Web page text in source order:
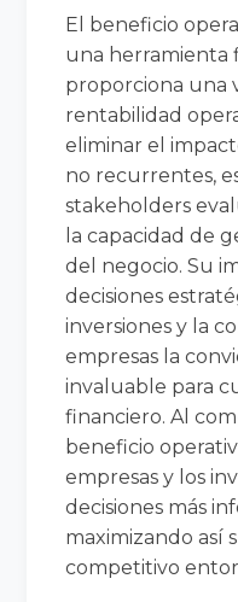
El beneficio
una herramienta
proporciona una
rentabilidad
eliminar el
no recurrentes,
stakeholders
la capacidad de
del negocio. Su
decisiones
inversiones y la
empresas la
invaluable para
financiero. Al
beneficio
empresas y los
decisiones más
maximizando así
competitivo